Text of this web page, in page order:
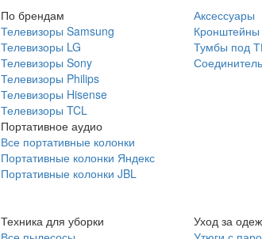
По брендам
Телевизоры Samsung
Телевизоры LG
Телевизоры Sony
Телевизоры Philips
Телевизоры Hisense
Телевизоры TCL
Портативное аудио
Все портативные колонки
Портативные колонки Яндекс
Портативные колонки JBL
Аксессуары
Кронштейны
Тумбы под
Техника для уборки
Уход за